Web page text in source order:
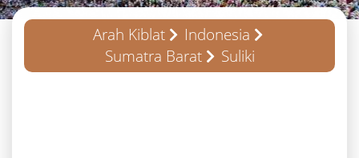
Arah Kiblat
Indonesia
Sumatra Barat
Suliki